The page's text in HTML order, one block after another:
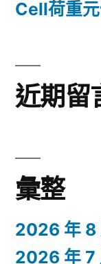
Cell荷重
近期留
彙整
2026 年 8
2026 年 7